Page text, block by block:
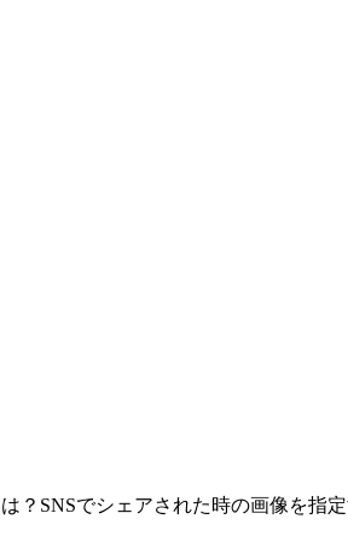
は？SNSでシェアされた時の画像を指